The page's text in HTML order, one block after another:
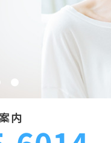
内